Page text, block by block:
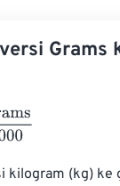
Grams
kilogram (kg) ke